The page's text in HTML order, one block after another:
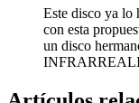
Este disco ya lo
con esta
un disco